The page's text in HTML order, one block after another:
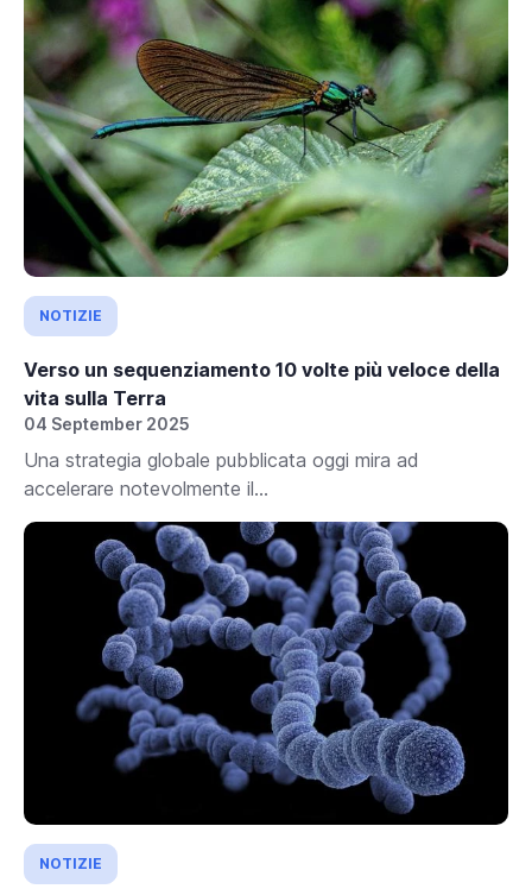
NOTIZIE
Verso un sequenziamento 10 volte più veloce della
vita sulla Terra
04 September 2025
Una strategia globale pubblicata oggi mira ad
accelerare notevolmente il...
NOTIZIE